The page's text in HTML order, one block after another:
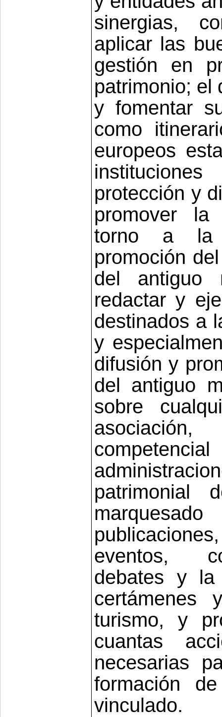
sinergias,
aplicar las
gestión en
patrimonio; el
y fomentar
como
europeos
protección y
promover la
torno a la
promoción
del antiguo
redactar y
destinados a
y
difusión y
del antiguo
sobre
asociación,
eventos,
debates y la
certámenes
turismo, y
cuantas
necesarias
formación
vinculado.